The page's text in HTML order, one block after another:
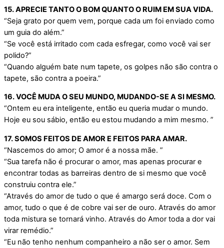
15. APRECIE TANTO O BOM QUANTO O RUIM EM SUA VIDA.
“Seja grato por quem vem, porque cada um foi enviado como
um guia do além.”
“Se você está irritado com cada esfregar, como você vai ser
polido?”
“Quando alguém bate num tapete, os golpes não são contra o
tapete, são contra a poeira.”
16. VOCÊ MUDA O SEU MUNDO, MUDANDO-SE A SI MESMO.
“Ontem eu era inteligente, então eu queria mudar o mundo.
Hoje eu sou sábio, então eu estou mudando a mim mesmo. ”
17. SOMOS FEITOS DE AMOR E FEITOS PARA AMAR.
“Nascemos do amor; O amor é a nossa mãe. ”
“Sua tarefa não é procurar o amor, mas apenas procurar e
encontrar todas as barreiras dentro de si mesmo que você
construiu contra ele.”
“Através do amor de tudo o que é amargo será doce. Com o
amor, tudo o que é de cobre vai ser de ouro. Através do amor
toda mistura se tornará vinho. Através do Amor toda a dor vai
virar remédio.”
“Eu não tenho nenhum companheiro a não ser o amor. Sem